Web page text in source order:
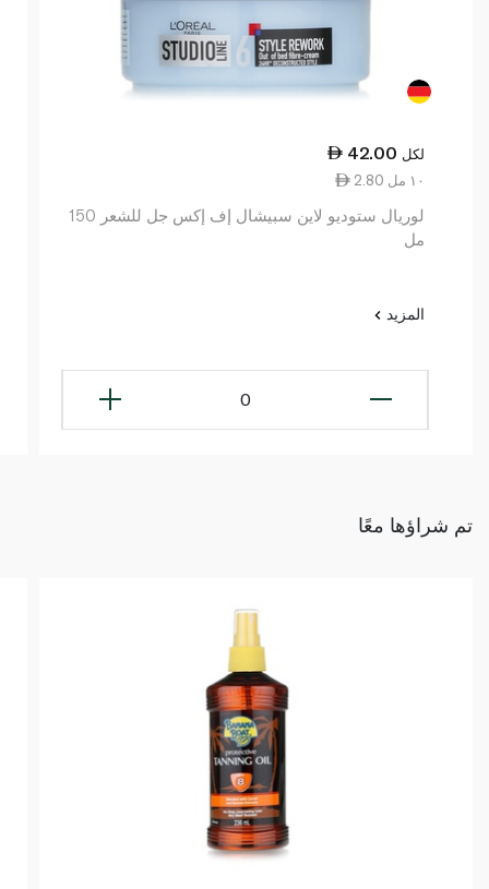
42.00 لكل
2.80 ١٠ مل
لوريال ستوديو لاين سبيشال إف إكس جل للشعر 150
مل
المزيد
0
تم شراؤها معًا